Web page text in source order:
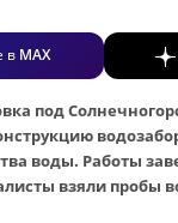
в MAX
под
воды. Работы
взяли пробы